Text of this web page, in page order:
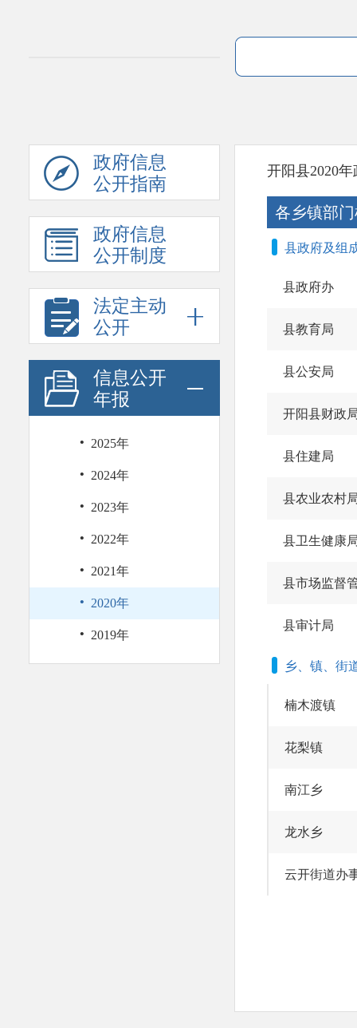
政府信息
公开指南
政府信息
公开制度
法定主动
公开
信息公开
年报
· 2025年
· 2024年
· 2023年
· 2022年
· 2021年
· 2020年
· 2019年
开阳县2020
各乡镇部
县政府及组
县政府办
县教育局
县公安局
开阳县财政
县住建局
县农业农村
县卫生健康
县市场监督
县审计局
乡、镇、街
楠木渡镇
花梨镇
南江乡
龙水乡
云开街道办